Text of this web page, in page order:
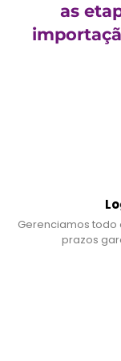
as
Gerenciamos
prazos